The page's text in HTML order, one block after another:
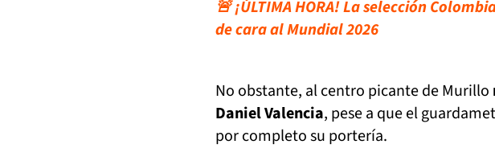
🚨 ¡ÚLTIMA HORA! La selección
de cara al Mundial 2026
No obstante, al centro picante de Murillo
Daniel Valencia, pese a que el
por completo su portería.